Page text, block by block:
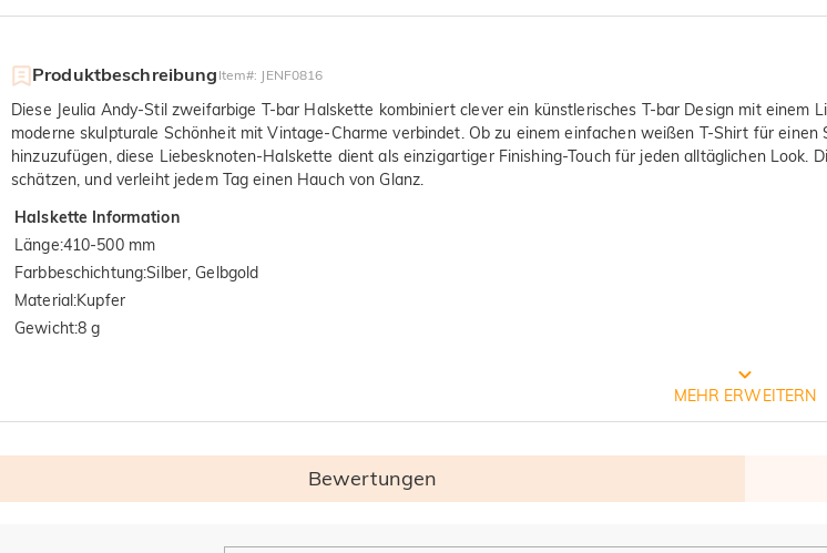
Produktbeschreibung Item#: JENF0816
Diese Jeulia Andy-Stil zweifarbige T-bar Halskette kombiniert clever ein künstlerisches T-bar Design mit
moderne skulpturale Schönheit mit Vintage-Charme verbindet. Ob zu einem einfachen weißen T-Shirt für
hinzuzufügen, diese Liebesknoten-Halskette dient als einzigartiger Finishing-Touch für jeden alltäglichen
schätzen, und verleiht jedem Tag einen Hauch von Glanz.
Halskette Information
Länge:410-500 mm
Farbbeschichtung:Silber, Gelbgold
Material :Kupfer
Gewicht:8 g
Prozess derMEHR ERWEITERN
Bewertungen